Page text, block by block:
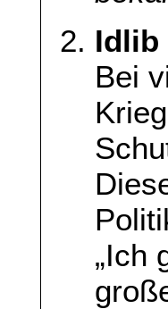
Idlib
Bei
„Ich